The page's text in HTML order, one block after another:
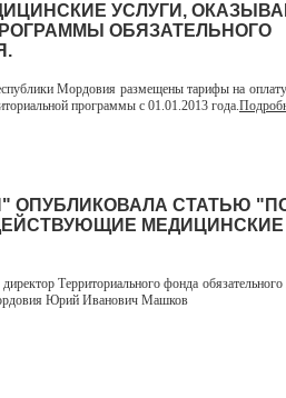
УСЛУГИ,
ОБЯЗАТЕЛЬНОГО
Мордовия размещены тарифы на оплату
программы с 01.01.2013 года.
ОПУБЛИКОВАЛА СТАТЬЮ
МЕДИЦИНСКИЕ
Территориального фонда обязательного
Юрий Иванович Машков